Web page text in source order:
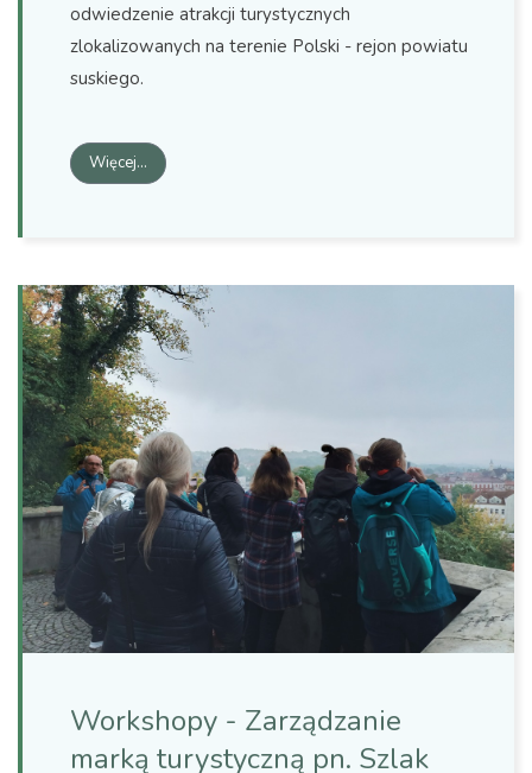
odwiedzenie atrakcji turystycznych
zlokalizowanych na terenie Polski - rejon powiatu
suskiego.
Więcej…
Workshopy - Zarządzanie
marką turystyczną pn. Szlak